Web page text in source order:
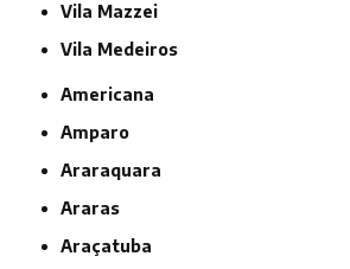
Vila Mazzei
Vila Medeiros
Americana
Amparo
Araraquara
Araras
Araçatuba